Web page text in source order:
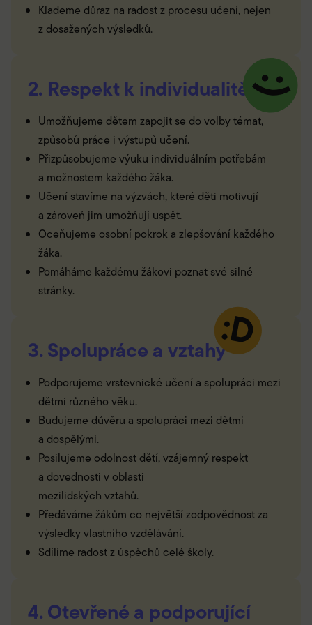
Klademe důraz na radost z procesu učení, nejen
z dosažených výsledků.
2. Respekt k individualitě
Umožňujeme dětem zapojit se do volby témat,
způsobů práce i výstupů učení.
Přizpůsobujeme výuku individuálním potřebám
a možnostem každého žáka.
Učení stavíme na výzvách, které děti motivují
a zároveň jim umožňují uspět.
Oceňujeme osobní pokrok a zlepšování každého
žáka.
Pomáháme každému žákovi poznat své silné
stránky.
3. Spolupráce a vztahy
Podporujeme vrstevnické učení a spolupráci mezi
dětmi různého věku.
Budujeme důvěru a spolupráci mezi dětmi
a dospělými.
Posilujeme odolnost dětí, vzájemný respekt
a dovednosti v oblasti
mezilidských vztahů.
Předáváme žákům co největší zodpovědnost za
výsledky vlastního vzdělávání.
Sdílíme radost z úspěchů celé školy.
4. Otevřené a podporující